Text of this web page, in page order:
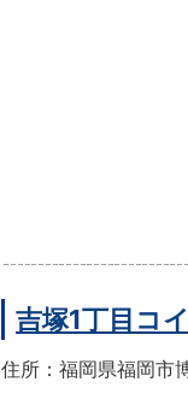
吉塚1丁目コ
住所：福岡県福岡市